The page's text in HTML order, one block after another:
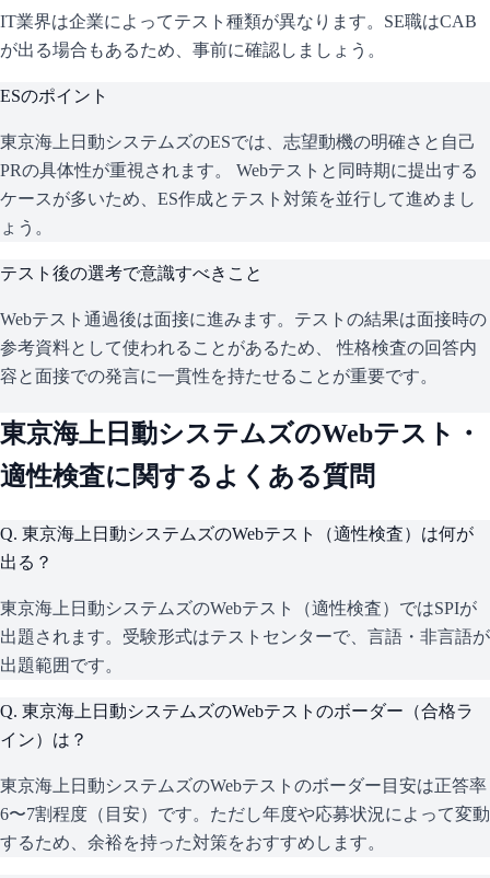
IT業界は企業によってテスト種類が異なります。SE職はCAB
が出る場合もあるため、事前に確認しましょう。
ESのポイント
東京海上日動システムズのESでは、志望動機の明確さと自己
PRの具体性が重視されます。 Webテストと同時期に提出する
ケースが多いため、ES作成とテスト対策を並行して進めまし
ょう。
テスト後の選考で意識すべきこと
Webテスト通過後は面接に進みます。テストの結果は面接時の
参考資料として使われることがあるため、 性格検査の回答内
容と面接での発言に一貫性を持たせることが重要です。
東京海上日動システムズのWebテスト・
適性検査に関するよくある質問
Q. 東京海上日動システムズのWebテスト（適性検査）は何が
出る？
東京海上日動システムズのWebテスト（適性検査）ではSPIが
出題されます。受験形式はテストセンターで、言語・非言語が
出題範囲です。
Q. 東京海上日動システムズのWebテストのボーダー（合格ラ
イン）は？
東京海上日動システムズのWebテストのボーダー目安は正答率
6〜7割程度（目安）です。ただし年度や応募状況によって変動
するため、余裕を持った対策をおすすめします。